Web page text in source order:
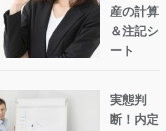
産の計算
＆注記シ
ート
実態判
断！内定